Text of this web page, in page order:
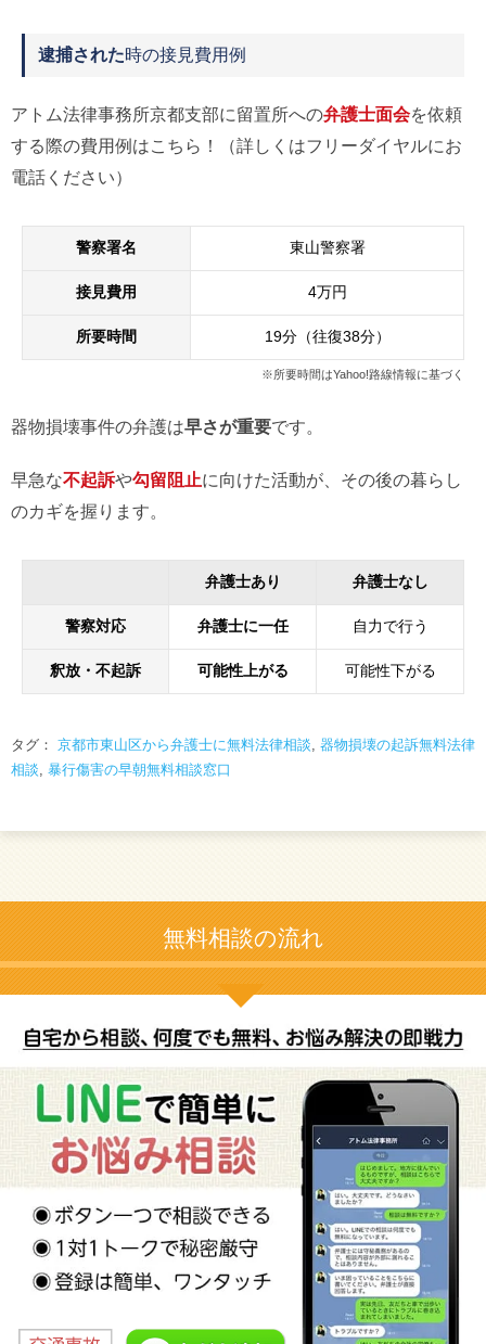
逮捕された時の接見費用例
アトム法律事務所京都支部に留置所への弁護士面会を依頼
する際の費用例はこちら！（詳しくはフリーダイヤルにお
電話ください）
警察署名 東山警察署
接見費用 4万円
所要時間 19分（往復38分）
※所要時間はYahoo!路線情報に基づく
器物損壊事件の弁護は早さが重要です。
早急な不起訴や勾留阻止に向けた活動が、その後の暮らし
のカギを握ります。
弁護士あり 弁護士なし
警察対応 弁護士に一任 自力で行う
釈放・不起訴 可能性上がる 可能性下がる
タグ： 京都市東山区から弁護士に無料法律相談, 器物損壊の起訴無料法律
相談, 暴行傷害の早朝無料相談窓口
無料相談の流れ